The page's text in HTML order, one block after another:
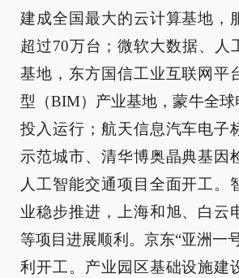
建成全国最大的云计算基地，
超过70万台；微软大数据、人
基地，东方国信工业互联网平
型（BIM）产业基地，蒙牛全球
投入运行；航天信息汽车电子
示范城市、清华博奥晶典基因
人工智能交通项目全面开工。
业稳步推进，上海和旭、白云
等项目进展顺利。京东“亚洲一
利开工。产业园区基础设施建